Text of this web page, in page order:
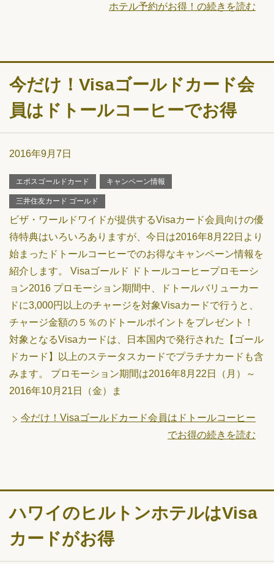
ホテル予約がお得！の続きを読む
今だけ！Visaゴールドカード会
員はドトールコーヒーでお得
2016年9月7日
エポスゴールドカード キャンペーン情報
三井住友カード ゴールド
ビザ・ワールドワイドが提供するVisaカード会員向けの優
待特典はいろいろありますが、今日は2016年8月22日より
始まったドトールコーヒーでのお得なキャンペーン情報を
紹介します。 Visaゴールド ドトールコーヒープロモーシ
ョン2016 プロモーション期間中、ドトールバリューカー
ドに3,000円以上のチャージを対象Visaカードで行うと、
チャージ金額の５％のドトールポイントをプレゼント！
対象となるVisaカードは、日本国内で発行された【ゴール
ドカード】以上のステータスカードでプラチナカードも含
みます。 プロモーション期間は2016年8月22日（月）～
2016年10月21日（金）ま
今だけ！Visaゴールドカード会員はドトールコーヒー
でお得の続きを読む
ハワイのヒルトンホテルはVisa
カードがお得